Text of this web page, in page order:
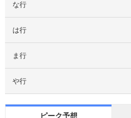
な行
は行
ま行
や行
ピーク予想